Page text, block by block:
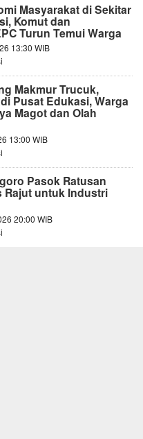
Masyarakat di Sekitar
Komut dan
Turun Temui Warga
13:30 WIB
Makmur Trucuk,
Pusat Edukasi, Warga
Magot dan Olah
13:00 WIB
Pasok Ratusan
Rajut untuk Industri
20:00 WIB